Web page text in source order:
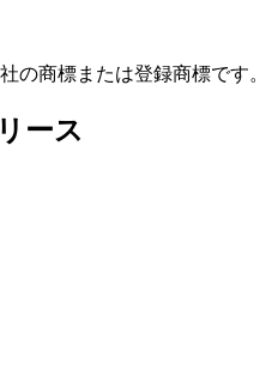
の商標または登録商標です。
ース